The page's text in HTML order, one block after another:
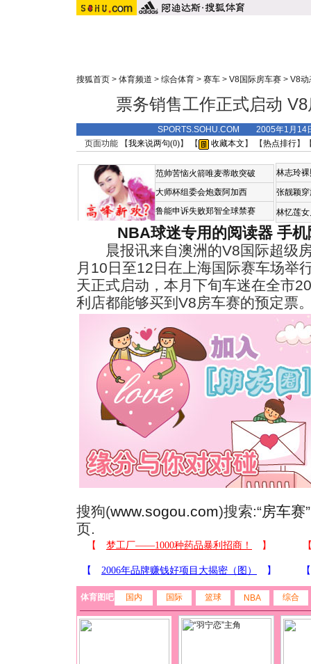
搜狐首页 > 体育频道 > 综合体育 > 赛车 > V8国际房车赛 > V8动
票务销售工作正式启动
SPORTS.SOHU.COM 2005年1月14
页面功能 【我来说两句(0)】 【 收藏本文 】 【热点排行】
范帅苦恼火箭唯麦蒂敢突破
大师杯组委会炮轰阿加西
鲁能申诉失败郑智全球禁赛
林志玲
张靓颖
林忆莲
NBA球迷专用的阅读器 手
晨报讯来自澳洲的V8国际超级房
月10日至12日在上海国际赛车场举
天正式启动，本月下旬车迷在全市
利店都能够买到V8房车赛的预定票
搜狗(www.sogou.com)搜索:“房车赛
页.
体育图吧 国内 国际 篮球 NBA 综合